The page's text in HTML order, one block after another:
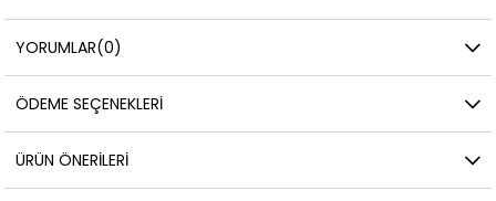
YORUMLAR(0)
ÖDEME SEÇENEKLERI
ÜRÜN ÖNERILERI